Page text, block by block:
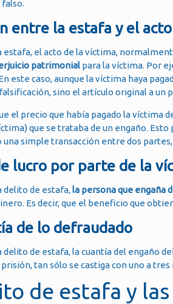
entre la estafa y el
estafa, el acto de la víctima,
patrimonial para la víctima. Por
este caso, aunque la víctima haya
sino el artículo original a un
el precio que había pagado la víctima
que se trataba de un engaño.
una simple transacción entre dos
lucro por parte de la
delito de estafa,la persona que engaña
Es decir, que el beneficio que
de lo defraudado
delito de estafa, la cuantía del engaño
tan sólo se castiga con uno a tres
de estafa y